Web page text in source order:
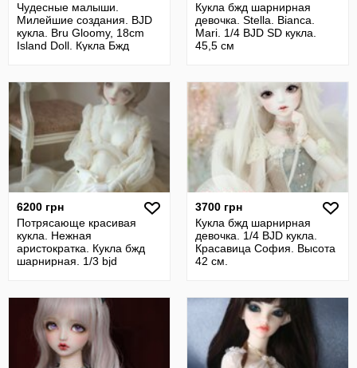
Чудесные малыши.
Милейшие создания. BJD
кукла. Bru Gloomy, 18cm
Island Doll. Кукла Бжд
Кукла бжд шарнирная
девочка. Stella. Bianca.
Mari. 1/4 BJD SD кукла.
45,5 см
6200 грн
Потрясающе красивая
кукла. Нежная
аристократка. Кукла бжд
шарнирная. 1/3 bjd
3700 грн
Кукла бжд шарнирная
девочка. 1/4 BJD кукла.
Красавица София. Высота
42 см.